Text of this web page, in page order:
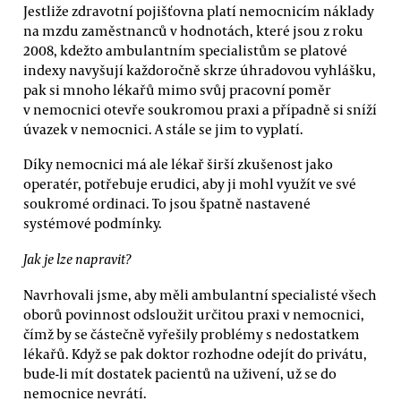
Jestliže zdravotní pojišťovna platí nemocnicím náklady
na mzdu zaměstnanců v hodnotách, které jsou z roku
2008, kdežto ambulantním specialistům se platové
indexy navyšují každoročně skrze úhradovou vyhlášku,
pak si mnoho lékařů mimo svůj pracovní poměr
v nemocnici otevře soukromou praxi a případně si sníží
úvazek v nemocnici. A stále se jim to vyplatí.
Díky nemocnici má ale lékař širší zkušenost jako
operatér, potřebuje erudici, aby ji mohl využít ve své
soukromé ordinaci. To jsou špatně nastavené
systémové podmínky.
Jak je lze napravit?
Navrhovali jsme, aby měli ambulantní specialisté všech
oborů povinnost odsloužit určitou praxi v nemocnici,
čímž by se částečně vyřešily problémy s nedostatkem
lékařů. Když se pak doktor rozhodne odejít do privátu,
bude-li mít dostatek pacientů na uživení, už se do
nemocnice nevrátí.